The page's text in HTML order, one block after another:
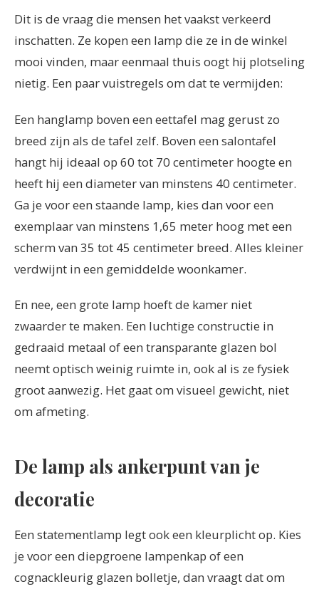
Dit is de vraag die mensen het vaakst verkeerd
inschatten. Ze kopen een lamp die ze in de winkel
mooi vinden, maar eenmaal thuis oogt hij plotseling
nietig. Een paar vuistregels om dat te vermijden:
Een hanglamp boven een eettafel mag gerust zo
breed zijn als de tafel zelf. Boven een salontafel
hangt hij ideaal op 60 tot 70 centimeter hoogte en
heeft hij een diameter van minstens 40 centimeter.
Ga je voor een staande lamp, kies dan voor een
exemplaar van minstens 1,65 meter hoog met een
scherm van 35 tot 45 centimeter breed. Alles kleiner
verdwijnt in een gemiddelde woonkamer.
En nee, een grote lamp hoeft de kamer niet
zwaarder te maken. Een luchtige constructie in
gedraaid metaal of een transparante glazen bol
neemt optisch weinig ruimte in, ook al is ze fysiek
groot aanwezig. Het gaat om visueel gewicht, niet
om afmeting.
De lamp als ankerpunt van je
decoratie
Een statementlamp legt ook een kleurplicht op. Kies
je voor een diepgroene lampenkap of een
cognackleurig glazen bolletje, dan vraagt dat om